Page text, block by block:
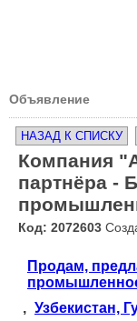
Объявление
НАЗАД К СПИСКУ
Компания
партнёра -
Код: 2072603
Продам,
, Узбекистан,